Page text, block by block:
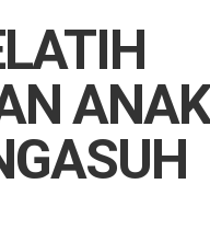
ANAK